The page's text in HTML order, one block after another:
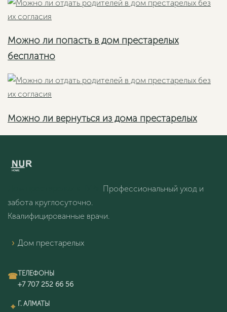
Можно ли попасть в дом престарелых
бесплатно
Можно ли вернуться из дома престарелых
Профессиональный уход и
забота круглосуточно.
Квалифицированные врачи.
Дом престарелых
ТЕЛЕФОНЫ
Г. АЛМАТЫ